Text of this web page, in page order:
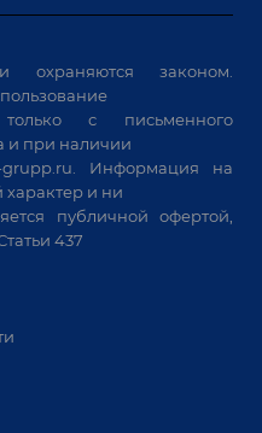
законом.
только с письменного
и при наличии
. Информация на
характер и ни
публичной офертой,
437